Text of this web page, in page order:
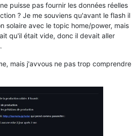
puisse pas fournir les données réelles
? Je me souviens qu'avant le flash il
solaire avec le topic home/power, mais
qu'il était vide, donc il devait aller
mais j'avvous ne pas trop comprendre